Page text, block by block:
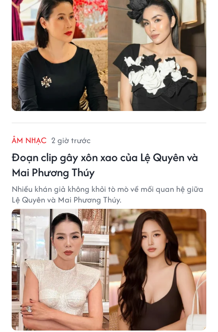
ÂM NHẠC 2 giờ trước
Đoạn clip gây xôn xao của Lệ Quyên và
Mai Phương Thúy
Nhiều khán giả không khỏi tò mò về mối quan hệ giữa
Lệ Quyên và Mai Phương Thúy.